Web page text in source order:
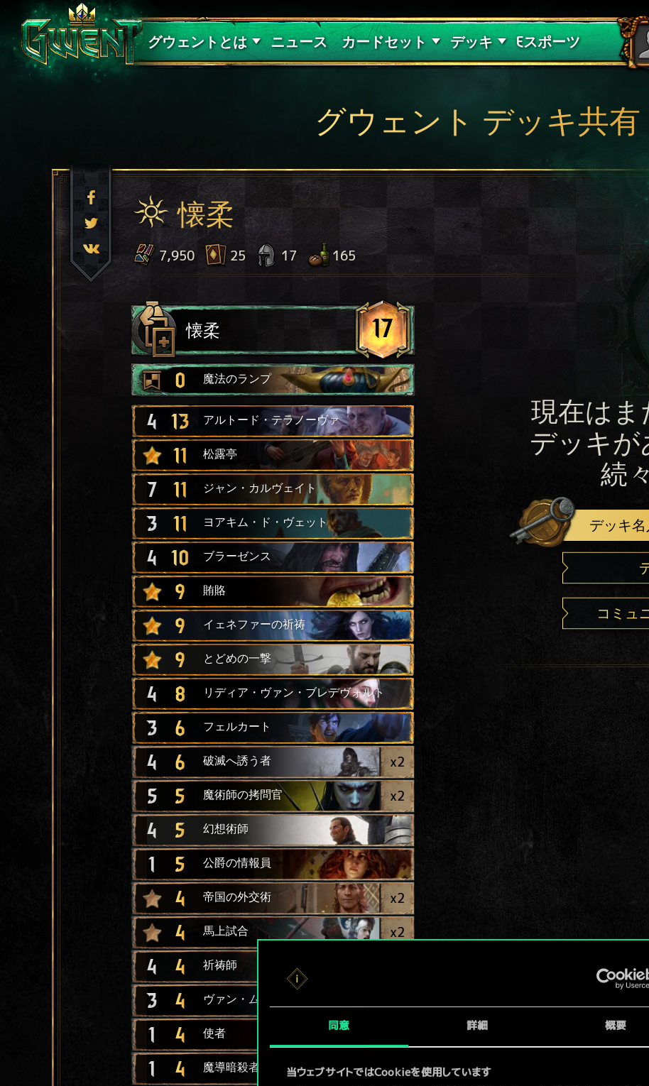
同意 詳細 概要
当ウェブサイトではCookieを使用しています
グウェントとは
サポート
ニュース カードセット
紅き血の呪縛
デッキ
デッキガイド
Eスポーツ
グウェント デッキ共有
懐柔
7,950 25 17 165
懐柔 17
0 魔法のランプ
4 13 アルトード・テラノーヴァ
11 松露亭
7 11 ジャン・カルヴェイト
3 11 ヨアキム・ド・ヴェット
4 10 ブラーゼンス
9 賄賂
9 イェネファーの祈祷
9 とどめの一撃
4 8 リディア・ヴァン・ブレデヴォルト
3 6 フェルカート
4 6 破滅へ誘う者 x2
5 5 魔術師の拷問官 x2
4 5 幻想術師
1 5 公爵の情報員
4 帝国の外交術 x2
4 馬上試合 x2
4 4 祈祷師
3 4 ヴァン・ムーアレヘムの狩人
1 4 使者
1 4 魔導暗殺者 x2
現在はま
デッキが
続
デッキ
コミュ